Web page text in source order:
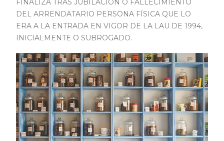
FINALIZA TRAS JUBILACIÓN O FALLECIMIENTO
DEL ARRENDATARIO PERSONA FÍSICA QUE LO
ERA A LA ENTRADA EN VIGOR DE LA LAU DE 1994,
INICIALMENTE O SUBROGADO.